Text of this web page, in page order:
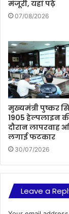
मंजूरी, यहां पढ़े
07/08/2026
मुख्यमंत्री पुष्कर
1905 हेल्पलाइन
दौरान लापरवाह
लगाई फटकार
30/07/2026
Leave a